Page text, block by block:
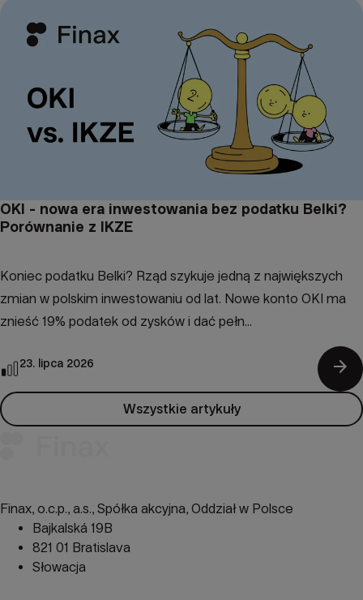
OKI - nowa era inwestowania bez podatku Belki?
Porównanie z IKZE
Koniec podatku Belki? Rząd szykuje jedną z największych
zmian w polskim inwestowaniu od lat. Nowe konto OKI ma
znieść 19% podatek od zysków i dać pełn...
23. lipca 2026 arrow_forward
Wszystkie artykuły
Finax, o.c.p., a.s., Spółka akcyjna, Oddział w Polsce
Bajkalská 19B
821 01 Bratislava
Słowacja